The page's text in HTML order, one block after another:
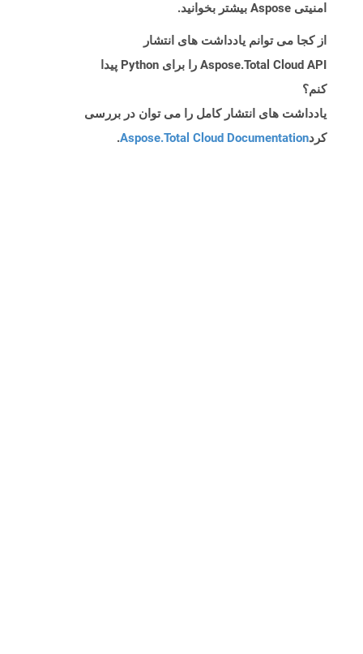
امنیتی Aspose بیشتر بخوانید.
از کجا می توانم یادداشت های انتشار
Aspose.Total Cloud API را برای Python پیدا
کنم؟
یادداشت های انتشار کامل را می توان در بررسی
کردAspose.Total Cloud Documentation
.